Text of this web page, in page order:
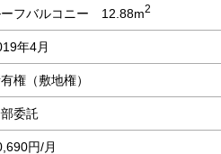
ーフバルコニー 12.88m2
年4月
権（敷地権）
委託
円/月